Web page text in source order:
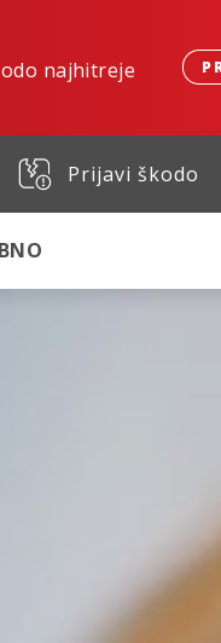
najhitreje
Prijavi škodo